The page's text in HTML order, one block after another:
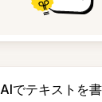
AIでテキストを